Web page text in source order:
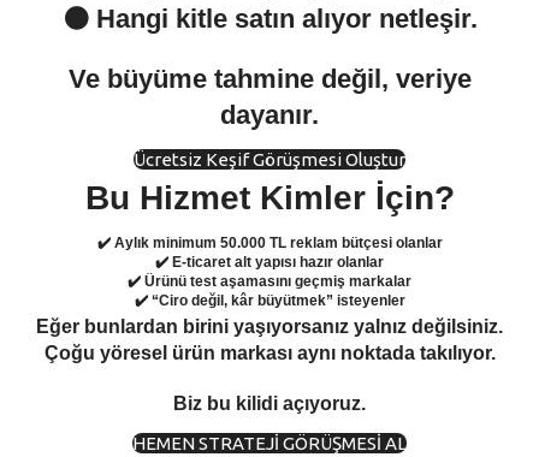
⚫️ Hangi kitle satın alıyor netleşir.
Ve büyüme tahmine değil, veriye
dayanır.
Ücretsiz Keşif Görüşmesi Oluştur
Bu Hizmet Kimler İçin?
✔️ Aylık minimum 50.000 TL reklam bütçesi olanlar
✔️ E-ticaret alt yapısı hazır olanlar
✔️ Ürünü test aşamasını geçmiş markalar
✔️ “Ciro değil, kâr büyütmek” isteyenler
Eğer bunlardan birini yaşıyorsanız yalnız değilsiniz.
Çoğu yöresel ürün markası aynı noktada takılıyor.
Biz bu kilidi açıyoruz.
HEMEN STRATEJİ GÖRÜŞMESİ AL